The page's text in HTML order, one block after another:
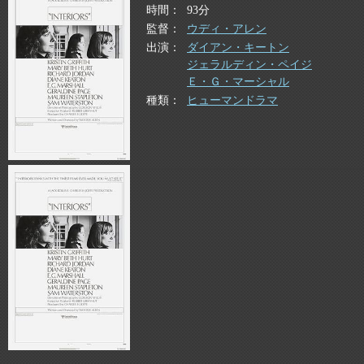
時間
93分
監督
ウディ・アレン
出演
ダイアン・キートン
ジェラルディン・ペイジ
Ｅ・Ｇ・マーシャル
種類
ヒューマンドラマ